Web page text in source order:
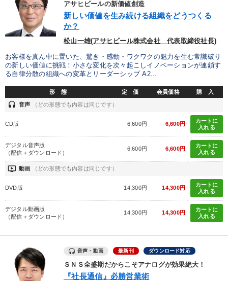
経営音声・動画を探す refresh 更新する
全国経営者セミナー収録物以外の経営教材（全762タイトル）からお探
カテゴリー
【2026年7月】音声・映像ご案内商品
【最新刊】精神科医・和田秀樹の「老いない力」＋健康な社長と
会社をつくる厳選講話
歴史・古典に学ぶ実務講話 148回夏季大会
企業戦略に学ぶ 経営リーダーの考え方と戦略を学ぶ
仕事のスキルと人間力を高める知恵を身につける
経営者のための《音声・動画で学ぶ》講演シリーズ
【12月】音声・映像 売上直結の営業力や販売力を獲得する
アサヒビールの新価値創造
新しい価値を生み続ける組織をどうつくる
か？
松山一雄(アサヒビール株式会社 代表取締役社長)
お客様を真ん中に置いた、驚き・感動・ワクワクの魅力を生む常識破り
の新しい価値に挑戦！小さな変化を次々起こしイノベーションが連鎖す
る自律分散の組織への変革とリーダーシップ A2...
形 態 定 価 会員価格 購 入
headset 音声 （どの形態でも内容は同じです）
CD版 6,600円 6,600円
カートに
入れる
デジタル音声版
（配信＋ダウンロード）
6,600円 6,600円
カートに
入れる
ondemand_video 動画 （どの形態でも内容は同じです）
DVD版 14,300円 14,300円
カートに
入れる
デジタル動画版
（配信＋ダウンロード）
14,300円 14,300円
カートに
入れる
音声・動画 最新刊 ダウンロード対応
ＳＮＳ全盛期だからこそアナログが効果絶大！
『社長通信』必勝営業術